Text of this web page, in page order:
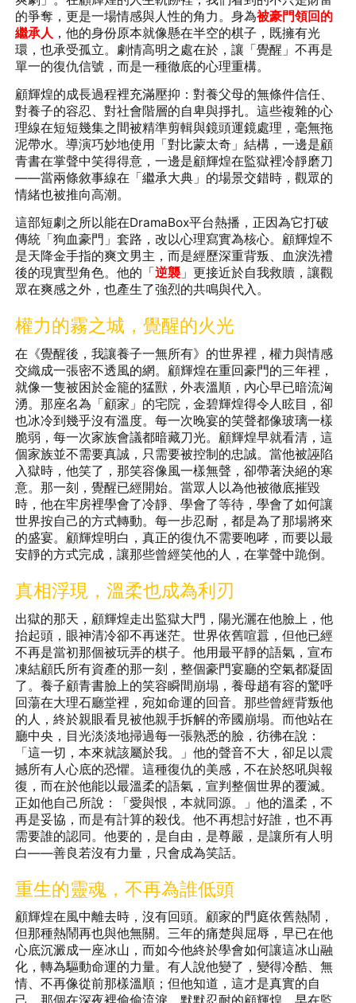
的爭奪，更是一場情感與人性的角力。身為被豪門領回的
繼承人 ，他的身份原本就像懸在半空的棋子，既擁有光
環，也承受孤立。劇情高明之處在於，讓「覺醒」不再是
單一的復仇信號，而是一種徹底的心理重構。
顧輝煌的成長過程裡充滿壓抑：對養父母的無條件信任、
對養子的容忍、對社會階層的自卑與掙扎。這些複雜的心
理線在短短幾集之間被精準剪輯與鏡頭運鏡處理，毫無拖
泥帶水。導演巧妙地使用「對比蒙太奇」結構，一邊是顧
青書在掌聲中笑得得意，一邊是顧輝煌在監獄裡冷靜磨刀
——當兩條敘事線在「繼承大典」的場景交錯時，觀眾的
情緒也被推向高潮。
這部短劇之所以能在DramaBox平台熱播，正因為它打破
傳統「狗血豪門」套路，改以心理寫實為核心。顧輝煌不
是天降金手指的爽文男主，而是經歷深重背叛、血淚洗禮
後的現實型角色。他的「逆襲 」更接近於自我救贖，讓觀
眾在爽感之外，也產生了強烈的共鳴與代入。
權力的霧之城，覺醒的火光
在《覺醒後，我讓養子一無所有》的世界裡，權力與情感
交織成一張密不透風的網。顧輝煌在重回豪門的三年裡，
就像一隻被困於金籠的猛獸，外表溫順，內心早已暗流洶
湧。那座名為「顧家」的宅院，金碧輝煌得令人眩目，卻
也冰冷到幾乎沒有溫度。每一次晚宴的笑聲都像玻璃一樣
脆弱，每一次家族會議都暗藏刀光。顧輝煌早就看清，這
個家族並不需要真誠，只需要被控制的忠誠。當他被誣陷
入獄時，他笑了，那笑容像風一樣無聲，卻帶著決絕的寒
意。那一刻，覺醒已經開始。當眾人以為他被徹底摧毀
時，他在牢房裡學會了冷靜、學會了等待，學會了如何讓
世界按自己的方式轉動。每一步忍耐，都是為了那場將來
的盛宴。顧輝煌明白，真正的復仇不需要咆哮，而要以最
安靜的方式完成，讓那些曾經笑他的人，在掌聲中跪倒。
真相浮現，溫柔也成為利刃
出獄的那天，顧輝煌走出監獄大門，陽光灑在他臉上，他
抬起頭，眼神清冷卻不再迷茫。世界依舊喧囂，但他已經
不再是當初那個被玩弄的棋子。他用最平靜的語氣，宣布
凍結顧氏所有資產的那一刻，整個豪門宴廳的空氣都凝固
了。養子顧青書臉上的笑容瞬間崩塌，養母趙有容的驚呼
回蕩在大理石廳堂裡，宛如命運的回音。那些曾經背叛他
的人，終於親眼看見被他親手拆解的帝國崩塌。而他站在
廳中央，目光淡淡地掃過每一張熟悉的臉，彷彿在說：
「這一切，本來就該屬於我。」他的聲音不大，卻足以震
撼所有人心底的恐懼。這種復仇的美感，不在於怒吼與報
復，而在於他能以最溫柔的語氣，宣判整個世界的覆滅。
正如他自己所說：「愛與恨，本就同源。」他的溫柔，不
再是妥協，而是有計算的殺伐。他不再想討好誰，也不再
需要誰的認同。他要的，是自由，是尊嚴，是讓所有人明
白——善良若沒有力量，只會成為笑話。
重生的靈魂，不再為誰低頭
顧輝煌在風中離去時，沒有回頭。顧家的門庭依舊熱鬧，
但那種熱鬧再也與他無關。三年的痛楚與屈辱，早已在他
心底沉澱成一座冰山，而如今他終於學會如何讓這冰山融
化，轉為驅動命運的力量。有人說他變了，變得冷酷、無
情、不再像從前那樣溫順；但他知道，這才是真實的自